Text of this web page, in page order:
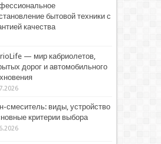
бытовой техники с
качества
— мир кабриолетов,
дорог и автомобильного
смеситель: виды, устройство
критерии выбора